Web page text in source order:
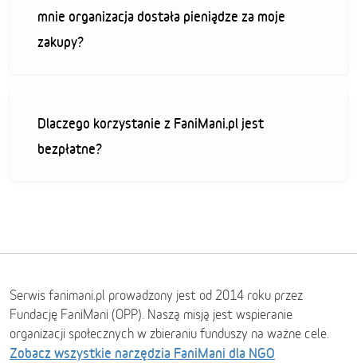
mnie organizacja dostała pieniądze za moje
zakupy?
Dlaczego korzystanie z FaniMani.pl jest
bezpłatne?
Serwis fanimani.pl prowadzony jest od 2014 roku przez
Fundację FaniMani (OPP). Naszą misją jest wspieranie
organizacji społecznych w zbieraniu funduszy na ważne cele.
Zobacz wszystkie narzędzia FaniMani dla NGO